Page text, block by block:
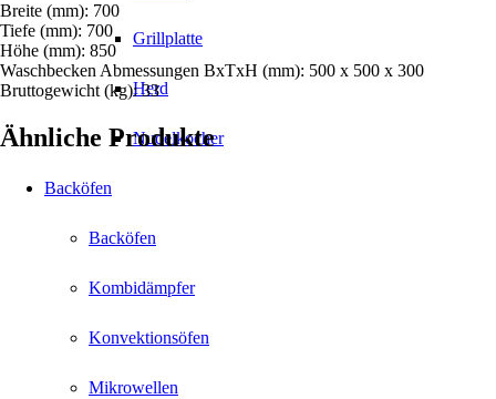
Grillplatte
Herd
Nudelkocher
Backöfen
Backöfen
Kombidämpfer
Konvektionsöfen
Mikrowellen
Breite (mm): 700
Tiefe (mm): 700
Höhe (mm): 850
Waschbecken Abmessungen BxTxH (mm): 500 x 500 x 300
Bruttogewicht (kg): 33
Ähnliche Produkte